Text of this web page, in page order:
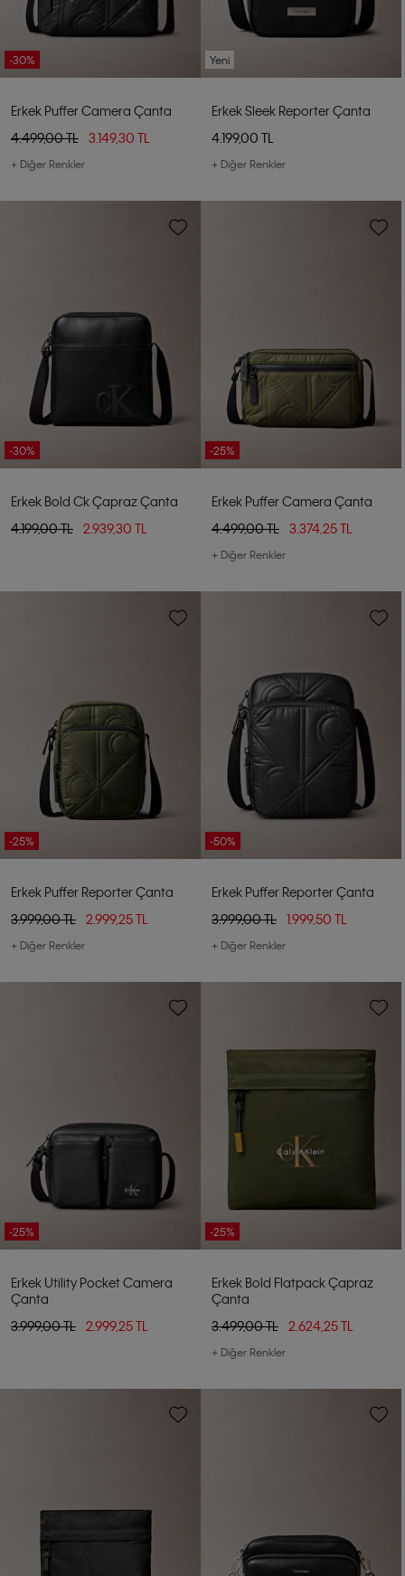
-30%
Erkek Puffer Camera Çanta
4.499,00 TL
3.149,30 TL
+ Diğer Renkler
Yeni
Erkek Sleek Reporter Çanta
4.199,00 TL
+ Diğer Renkler
-30%
Erkek Bold Ck Çapraz Çanta
4.199,00 TL
2.939,30 TL
-25%
Erkek Puffer Camera Çanta
4.499,00 TL
3.374,25 TL
+ Diğer Renkler
-25%
Erkek Puffer Reporter Çanta
3.999,00 TL
2.999,25 TL
+ Diğer Renkler
-50%
Erkek Puffer Reporter Çanta
3.999,00 TL
1.999,50 TL
+ Diğer Renkler
-25%
Erkek Utility Pocket Camera
Çanta
3.999,00 TL
2.999,25 TL
-25%
Erkek Bold Flatpack Çapraz
Çanta
3.499,00 TL
2.624,25 TL
+ Diğer Renkler